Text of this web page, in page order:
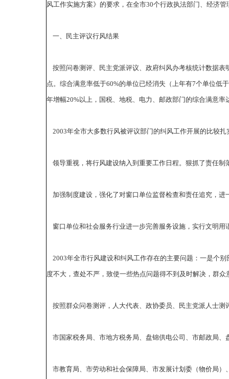
风工作实施方案》的要求，在全市30个行政执法部门、经济
一、民主评议行风结果
按照问卷测评、民主党派评议、政府纠风办考核统计数据表
点。综合满意率低于60%的单位已经消失（上年有7个单位低
年增幅20%以上，国税、地税、电力、邮政部门的综合满意率
2003年全市大多数行风被评议部门的纠风工作开展的比较扎
领导重视，将行风建设纳入到重要工作日程。狠抓了责任
加强制度建设，强化了对窗口单位监督检查和责任追究，进
窗口单位和社会服务行业进一步完善服务设施，实行文明用
2003年全市行风建设和纠风工作存在的主要问题：一是个
度不大，查处不严，致使一些热点问题得不到及时解决，群
按照群众问卷测评，人大代表、政协委员、民主党派人士
市国家税务局、市地方税务局、盘锦供电公司、市邮政局
市教育局、市劳动和社会保障局、市发展计划委（物价局